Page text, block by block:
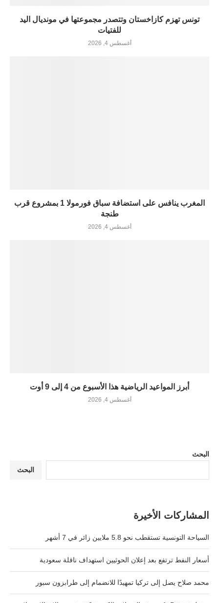
تونس تهزم كازاخستان وتتصدر مجموعتها في مونديال اليد
للفتيات
أغسطس 4, 2026
المغرب ينافس على استضافة سباق فورمولا 1 بمشروع قرب
طنجة
أغسطس 4, 2026
أبرز المواعيد الرياضية هذا الأسبوع من 4 إلى 9 أوت
أغسطس 4, 2026
البحث
البحث
المشاركات الأخيرة
السياحة التونسية تستقطب نحو 5.8 ملايين زائر في 7 أشهر
أسعار النفط ترتفع بعد إعلان الحوثيين استهداف ناقلة سعودية
محمد صلاح يصل إلى تركيا تمهيدًا للانضمام إلى طرابزون سبور